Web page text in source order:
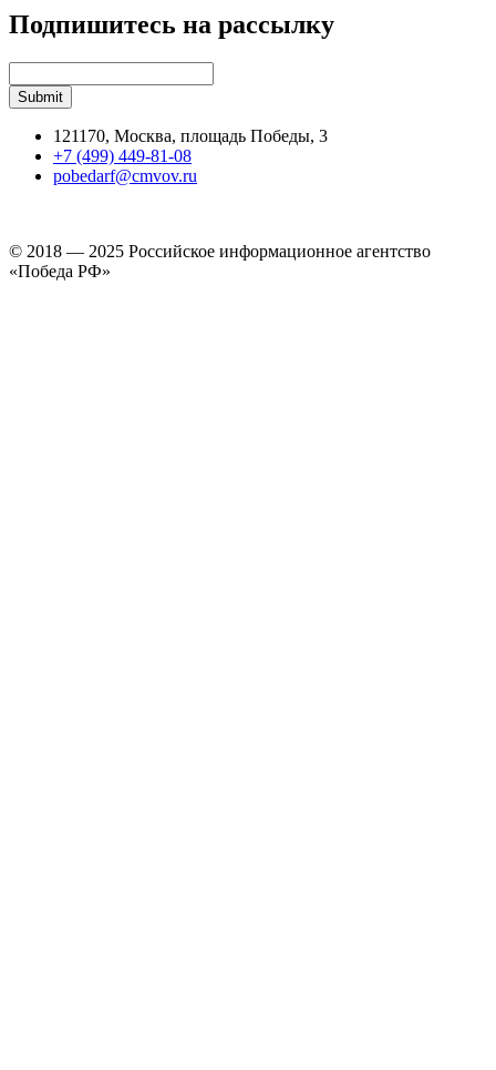
Подпишитесь на рассылку
121170, Москва, площадь Победы, 3
+7 (499) 449-81-08
pobedarf@cmvov.ru
© 2018 — 2025 Российское информационное агентство
«Победа РФ»